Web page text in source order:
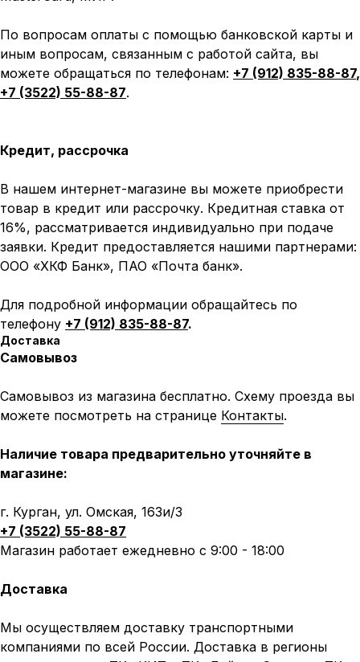
По вопросам оплаты с помощью банковской карты и
иным вопросам, связанным с работой сайта, вы
можете обращаться по телефонам: +7 (912) 835-88-87,
+7 (3522) 55-88-87.
Кредит, рассрочка
В нашем интернет-магазине вы можете приобрести
товар в кредит или рассрочку. Кредитная ставка от
16%, рассматривается индивидуально при подаче
заявки. Кредит предоставляется нашими партнерами:
ООО «ХКФ Банк», ПАО «Почта банк».
Для подробной информации обращайтесь по
телефону +7 (912) 835-88-87.
Доставка
Самовывоз
Самовывоз из магазина бесплатно. Схему проезда вы
можете посмотреть на странице Контакты.
Наличие товара предварительно уточняйте в
магазине:
г. Курган, ул. Омская, 163и/3
+7 (3522) 55-88-87
Магазин работает ежедневно с 9:00 - 18:00
Доставка
Мы осуществляем доставку транспортными
компаниями по всей России. Доставка в регионы